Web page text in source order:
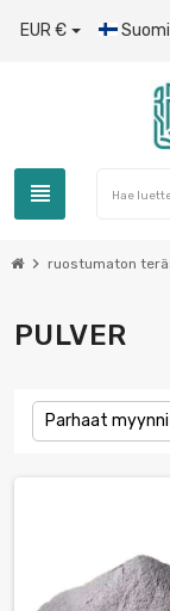
EUR € Suomi
view_headline
chevron_right ruostumaton
PULVER
Parhaat